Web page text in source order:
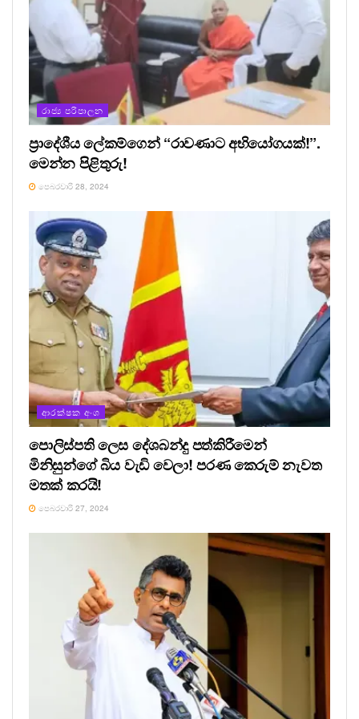
b6%b8%e0%b7%92%e0%b6%ab%e0%b7%92%e0%b6%bd%e0%b7%8a%
e0%b6%bd-%e0%b6%ba%e0%b7%9c%e0%b6%af%e0%b7%8f-
%e0%b6%b8%e0%b7%8f%e0%b7%83-
%e0%b6%ad%e0%b7%94%e0%b6%b1%e0%b6%ba%e0%b7%92/21/13/
Tags: ජනතා ඉල්ලීම් සහ ප්‍රශ්න
රාජ්‍ය පරිපාලන
ප්‍රාදේශීය ලේකම්ගෙන් “රාවණාට අභියෝගයක්!”.
මෙන්න පිළිතුරු!
පෙබරවාරි 28, 2024
ආරක්ෂක අංශ
පොලිස්පති ලෙස දේශබන්දු පත්කිරීමෙන්
මිනිසුන්ගේ බිය වැඩි වෙලා! පරණ කෙරුම් නැවත
මතක් කරයි!
පෙබරවාරි 27, 2024